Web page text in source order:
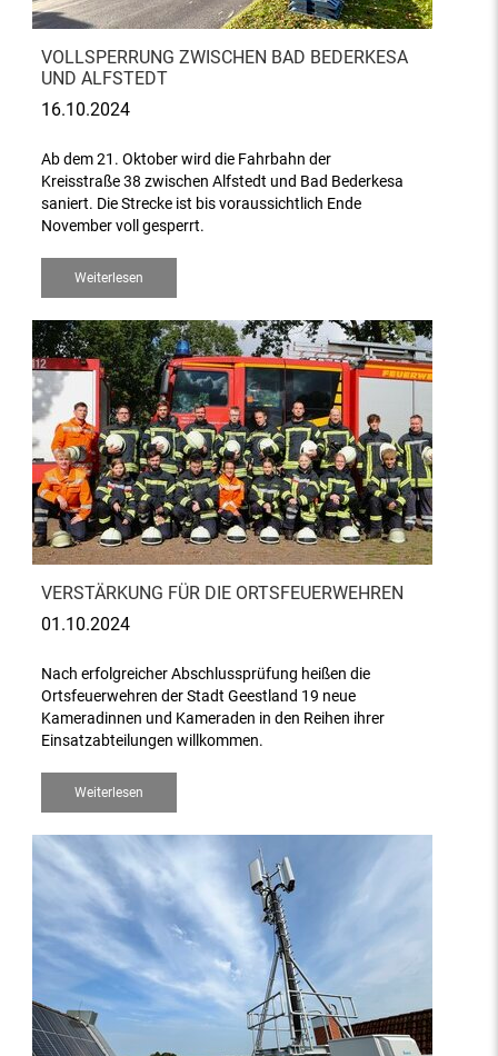
VOLLSPERRUNG ZWISCHEN BAD BEDERKESA
UND ALFSTEDT
16.10.2024
Ab dem 21. Oktober wird die Fahrbahn der
Kreisstraße 38 zwischen Alfstedt und Bad Bederkesa
saniert. Die Strecke ist bis voraussichtlich Ende
November voll gesperrt.
Weiterlesen
VERSTÄRKUNG FÜR DIE ORTSFEUERWEHREN
01.10.2024
Nach erfolgreicher Abschlussprüfung heißen die
Ortsfeuerwehren der Stadt Geestland 19 neue
Kameradinnen und Kameraden in den Reihen ihrer
Einsatzabteilungen willkommen.
Weiterlesen